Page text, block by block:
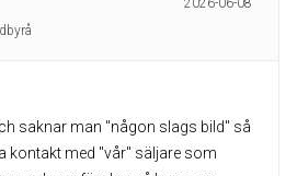
2026-06-08
saknar man "någon slags bild" så
kontakt med "vår" säljare som